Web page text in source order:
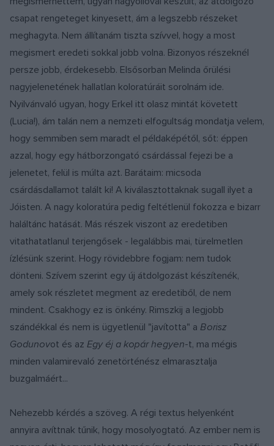
csapat rengeteget kinyesett, ám a legszebb részeket
meghagyta. Nem állítanám tiszta szívvel, hogy a most
megismert eredeti sokkal jobb volna. Bizonyos részeknél
persze jobb, érdekesebb. Elsősorban Melinda őrülési
nagyjelenetének hallatlan koloratúráit sorolnám ide.
Nyilvánvaló ugyan, hogy Erkel itt olasz mintát követett
(Lucia!), ám talán nem a nemzeti elfogultság mondatja velem,
hogy semmiben sem maradt el példaképétől, sőt: éppen
azzal, hogy egy hátborzongató csárdással fejezi be a
jelenetet, felül is múlta azt. Barátaim: micsoda
csárdásdallamot talált ki! A kiválasztottaknak sugall ilyet a
Jóisten. A nagy koloratúra pedig feltétlenül fokozza e bizarr
haláltánc hatását. Más részek viszont az eredetiben
vitathatatlanul terjengősek - legalábbis mai, türelmetlen
ízlésünk szerint. Hogy rövidebbre fogjam: nem tudok
dönteni. Szívem szerint egy új átdolgozást készítenék,
amely sok részletet megment az eredetiből, de nem
mindent. Csakhogy ez is önkény. Rimszkij a legjobb
szándékkal és nem is ügyetlenül "javította" a Borisz
Godunovot és az Egy éj a kopár hegyen-t, ma mégis
minden valamirevaló zenetörténész elmarasztalja
buzgalmáért...
Nehezebb kérdés a szöveg. A régi textus helyenként
annyira avíttnak tűnik, hogy mosolyogtató. Az ember nem is